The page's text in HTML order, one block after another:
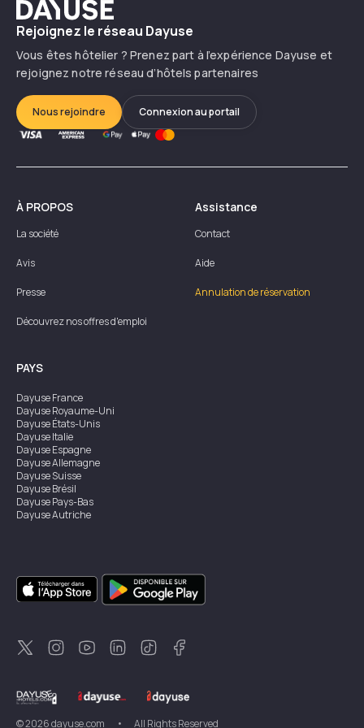
Dayuse
Rejoignez le réseau Dayuse
Vous êtes hôtelier ? Prenez part à l’expérience Dayuse et
rejoignez notre réseau d’hôtels partenaires
Nous rejoindre Connexion au portail
À PROPOS
La société
Avis
Presse
Découvrez nos offres d'emploi
Assistance
Contact
Aide
Annulation de réservation
PAYS
DayuseFrance
DayuseRoyaume-Uni
DayuseÉtats-Unis
DayuseItalie
DayuseEspagne
DayuseAllemagne
DayuseSuisse
DayuseBrésil
DayusePays-Bas
DayuseAutriche
DayuseSingapour
DayuseSuède
DayuseThaïlande
DayuseNouvelle-Zélande
DayuseTurquie
©2026dayuse.com • All Rights Reserved